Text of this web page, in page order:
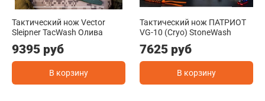
Тактический нож Vector
Sleipner TacWash Олива
9395 руб
В корзину
Тактический нож ПАТРИОТ
VG-10 (Cryo) StoneWash
7625 руб
В корзину